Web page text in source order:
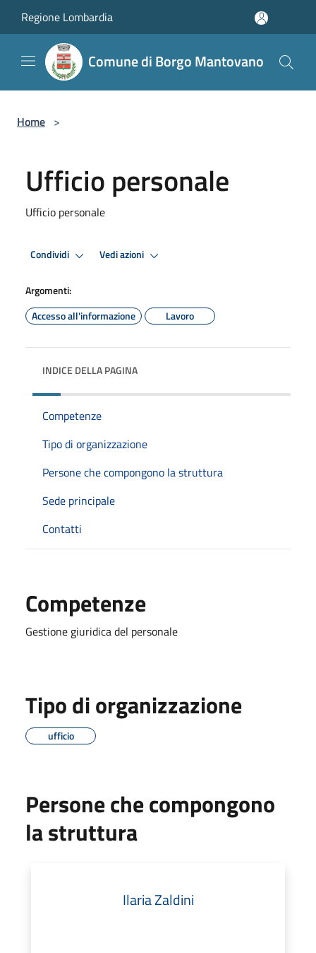
Regione Lombardia
Comune di Borgo Mantovano
Home >
Ufficio personale
Ufficio personale
Condividi Vedi azioni
Argomenti:
Accesso all'informazione
Lavoro
INDICE DELLA PAGINA
Competenze
Tipo di organizzazione
Persone che compongono la struttura
Sede principale
Contatti
Competenze
Gestione giuridica del personale
Tipo di organizzazione
ufficio
Persone che compongono
la struttura
Ilaria Zaldini